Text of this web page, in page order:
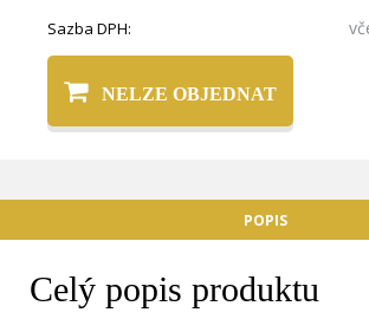
Sazba DPH:
NELZE OBJEDNAT
POPIS
Celý popis produktu